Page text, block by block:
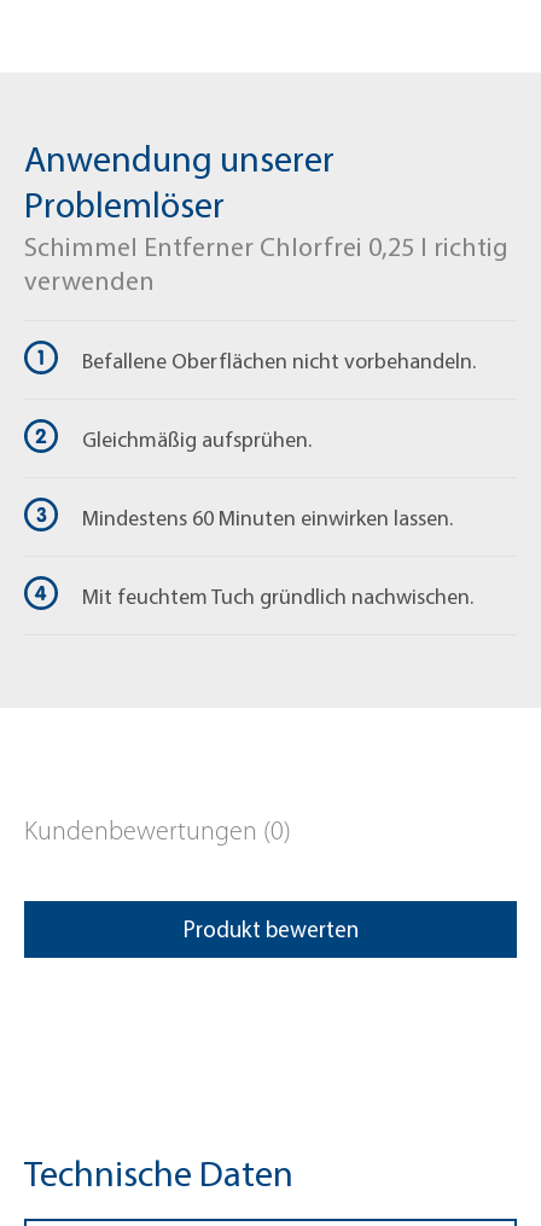
Fragen zum Produkt?
+49 (0) 2163 / 950 90 999
shop@mellerud.de
Anwendung unserer
Problemlöser
Schimmel Entferner Chlorfrei 0,25 l richtig
verwenden
Befallene Oberflächen nicht vorbehandeln.
Gleichmäßig aufsprühen.
Mindestens 60 Minuten einwirken lassen.
Mit feuchtem Tuch gründlich nachwischen.
Kundenbewertungen (0)
Produkt bewerten
Technische Daten